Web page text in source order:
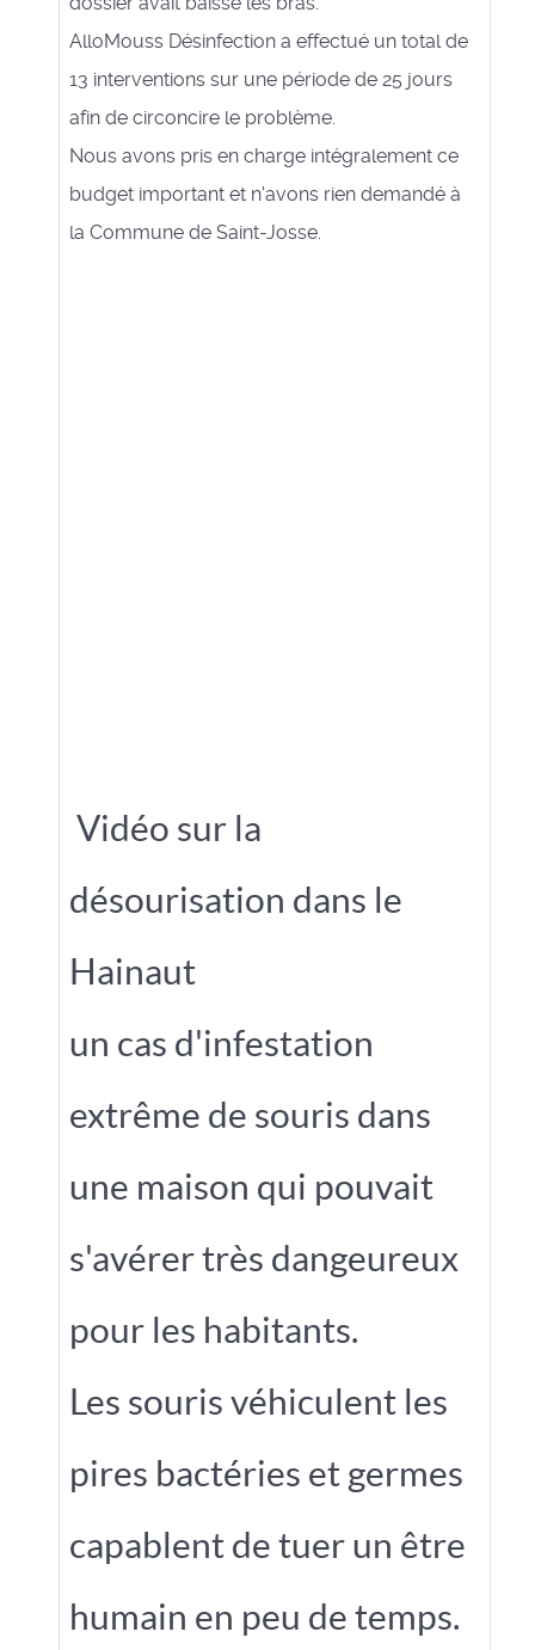
AlloMouss Désinfection a effectué un total de
13 interventions sur une période de 25 jours
afin de circoncire le problème.
Nous avons pris en charge intégralement ce
budget important et n'avons rien demandé à
la Commune de Saint-Josse.
Vidéo sur la
désourisation dans le
Hainaut
un cas d'infestation
extrême de souris dans
une maison qui pouvait
s'avérer très dangeureux
pour les habitants.
Les souris véhiculent les
pires bactéries et germes
capablent de tuer un être
humain en peu de temps.